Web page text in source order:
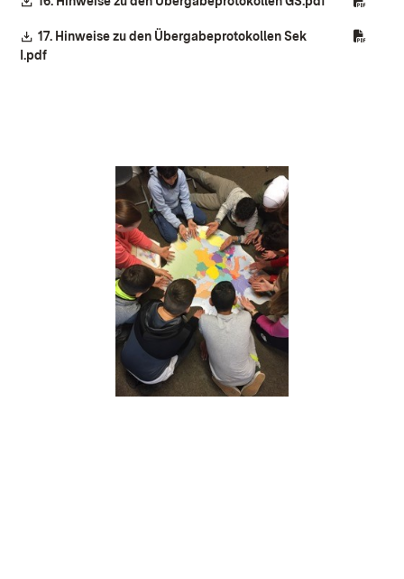
Download:
17. Hinweise zu den Übergabeprotokollen Sek
I.pdf